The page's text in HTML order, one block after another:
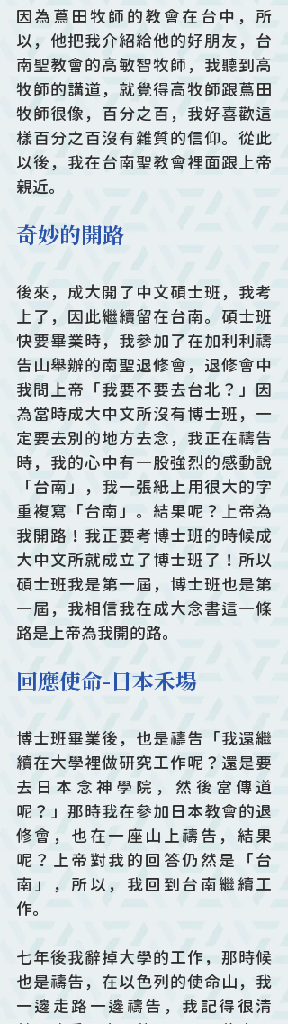
因為蔦田牧師的教會在台中，所
以，他把我介紹給他的好朋友，台
南聖教會的高敏智牧師，我聽到高
牧師的講道，就覺得高牧師跟蔦田
牧師很像，百分之百，我好喜歡這
樣百分之百沒有雜質的信仰。從此
以後，我在台南聖教會裡面跟上帝
親近。
奇妙的開路
後來，成大開了中文碩士班，我考
上了，因此繼續留在台南。碩士班
快要畢業時，我參加了在加利利禱
告山舉辦的南聖退修會，退修會中
我問上帝「我要不要去台北？」因
為當時成大中文所沒有博士班，一
定要去別的地方去念，我正在禱告
時，我的心中有一股強烈的感動說
「台南」，我一張紙上用很大的字
重複寫「台南」。結果呢？上帝為
我開路！我正要考博士班的時候成
大中文所就成立了博士班了！所以
碩士班我是第一屆，博士班也是第
一屆，我相信我在成大念書這一條
路是上帝為我開的路。
回應使命-日本禾場
博士班畢業後，也是禱告「我還繼
續在大學裡做研究工作呢？還是要
去日本念神學院，然後當傳道
呢？」那時我在參加日本教會的退
修會，也在一座山上禱告，結果
呢？上帝對我的回答仍然是「台
南」，所以，我回到台南繼續工
作。
七年後我辭掉大學的工作，那時候
也是禱告，在以色列的使命山，我
一邊走路一邊禱告，我記得很清